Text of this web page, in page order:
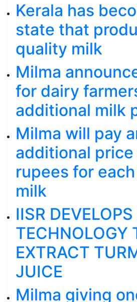
Kerala has
state that
quality milk
Milma
for dairy
additional milk
Milma will pay
additional price
rupees for
milk
IISR
TECHNOLOGY
EXTRACT
JUICE
Milma giving